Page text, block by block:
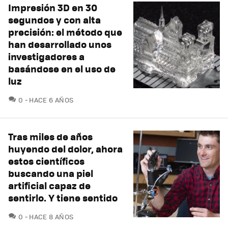
Impresión 3D en 30
segundos y con alta
precisión: el método que
han desarrollado unos
investigadores a
basándose en el uso de
luz
0 COMENTARIOS
HACE 6 AÑOS
Tras miles de años
huyendo del dolor, ahora
estos científicos
buscando una piel
artificial capaz de
sentirlo. Y tiene sentido
0 COMENTARIOS
HACE 8 AÑOS